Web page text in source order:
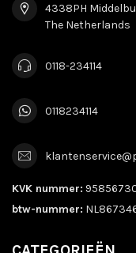
4338PH
The Netherlands
0118-234114
0118234114
KVK nummer:
btw-nummer: